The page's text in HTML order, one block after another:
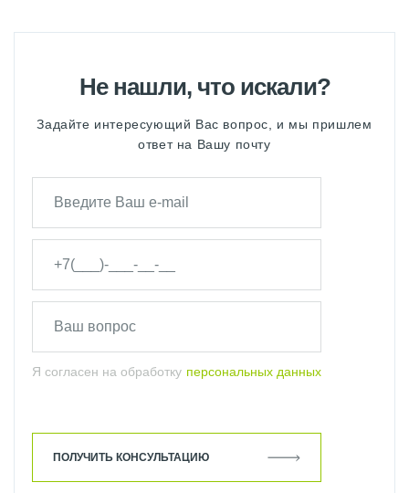
Не нашли, что искали?
Задайте интересующий Вас вопрос, и мы пришлем
ответ на Вашу почту
Я согласен на обработку персональных данных
ПОЛУЧИТЬ КОНСУЛЬТАЦИЮ